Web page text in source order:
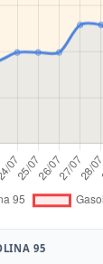
95